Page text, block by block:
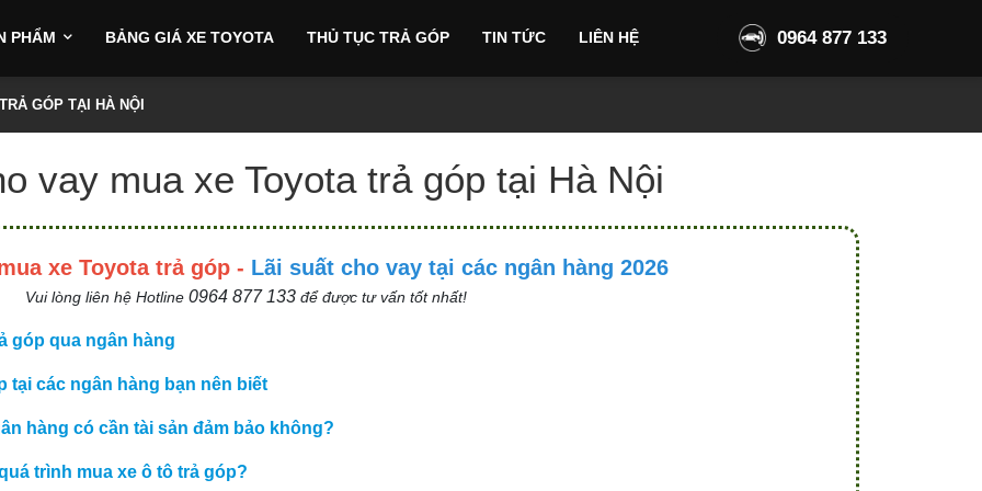
PHẨM BẢNG GIÁ XE TOYOTA THỦ TỤC TRẢ GÓP TIN TỨC LIÊN HỆ 0964 877 133
GÓP TẠI HÀ NỘI
vay mua xe Toyota trả góp tại Hà Nội
xe Toyota trả góp - Lãi suất cho vay tại các ngân hàng 2026
Vui lòng liên hệ Hotline 0964 877 133để được tư vấn tốt nhất!
góp qua ngân hàng
tại các ngân hàng bạn nên biết
hàng có cần tài sản đảm bảo không?
trình mua xe ô tô trả góp?